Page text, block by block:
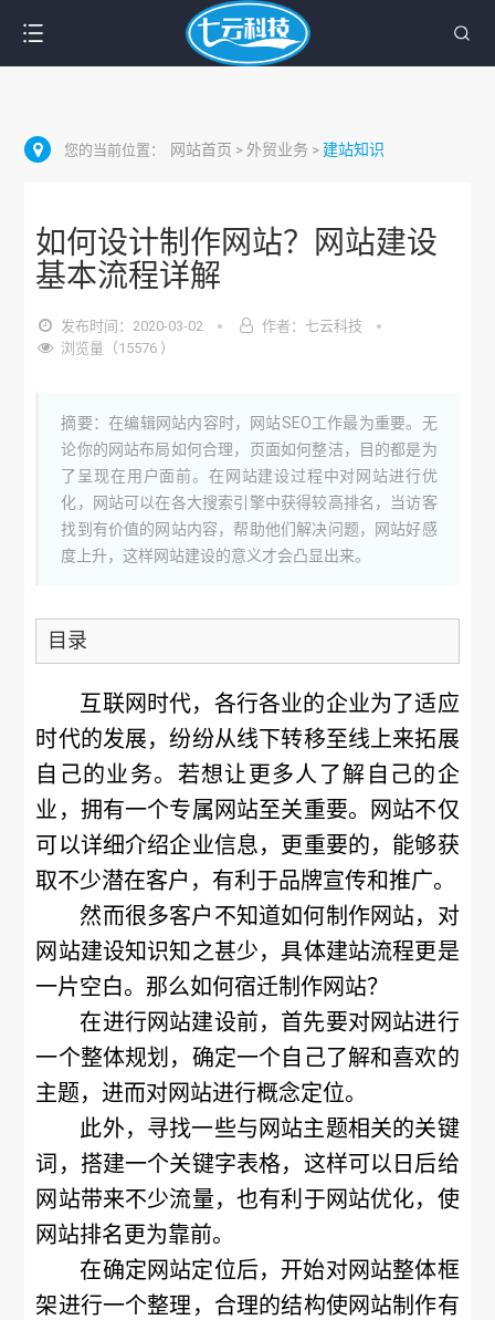
您的当前位置： 网站首页 > 外贸业务 > 建站知识
如何设计制作网站？网站建设
基本流程详解
发布时间：2020-03-02
作者：七云科技
浏览量（15576 ）
摘要：在编辑网站内容时，网站SEO工作最为重要。无
论你的网站布局如何合理，页面如何整洁，目的都是为
了呈现在用户面前。在网站建设过程中对网站进行优
化，网站可以在各大搜索引擎中获得较高排名，当访客
找到有价值的网站内容，帮助他们解决问题，网站好感
度上升，这样网站建设的意义才会凸显出来。
目录
互联网时代，各行各业的企业为了适应
时代的发展，纷纷从线下转移至线上来拓展
自己的业务。若想让更多人了解自己的企
业，拥有一个专属网站至关重要。网站不仅
可以详细介绍企业信息，更重要的，能够获
取不少潜在客户，有利于品牌宣传和推广。
然而很多客户不知道如何制作网站，对
网站建设知识知之甚少，具体建站流程更是
一片空白。那么如何宿迁制作网站？
在进行网站建设前，首先要对网站进行
一个整体规划，确定一个自己了解和喜欢的
主题，进而对网站进行概念定位。
此外，寻找一些与网站主题相关的关键
词，搭建一个关键字表格，这样可以日后给
网站带来不少流量，也有利于网站优化，使
网站排名更为靠前。
在确定网站定位后，开始对网站整体框
架进行一个整理，合理的结构使网站制作有